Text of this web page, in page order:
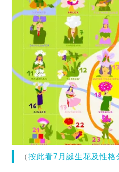
（按此看7月誕生花及性格